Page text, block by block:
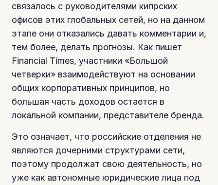
связалось с руководителями кипрских
офисов этих глобальных сетей, но на данном
этапе они отказались давать комментарии и,
тем более, делать прогнозы. Как пишет
Financial Times, участники «Большой
четверки» взаимодействуют на основании
общих корпоративных принципов, но
большая часть доходов остается в
локальной компании, представителе бренда.
Это означает, что российские отделения не
являются дочерними структурами сети,
поэтому продолжат свою деятельность, но
уже как автономные юридические лица под